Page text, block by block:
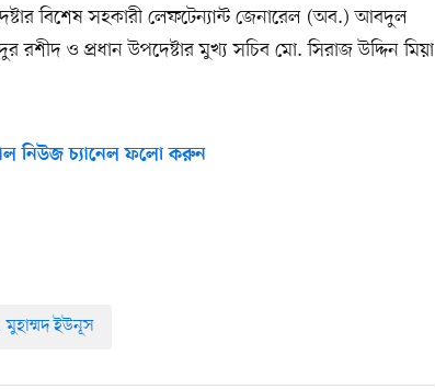
বিশেষ সহকারী লেফটেন্যান্ট জেনারেল (অব.) আবদুল
রশীদ ও প্রধান উপদেষ্টার মুখ্য সচিব মো. সিরাজ উদ্দিন মিয়া
নিউজ চ্যানেল ফলো করুন
ইউনূস